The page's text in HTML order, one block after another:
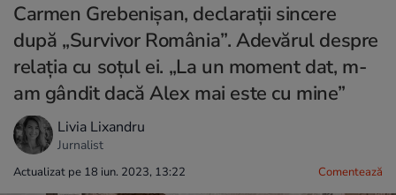
Carmen Grebenișan, declarații sincere
după „Survivor România”. Adevărul despre
relația cu soțul ei. „La un moment dat, m-
am gândit dacă Alex mai este cu mine”
Livia Lixandru
Jurnalist
Actualizat pe 18 iun. 2023, 13:22 Comentează